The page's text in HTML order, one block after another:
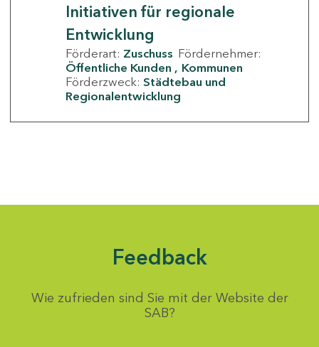
Initiativen für regionale
Entwicklung
Förderart: Zuschuss Fördernehmer:
Öffentliche Kunden
Kommunen
Förderzweck: Städtebau und
Regionalentwicklung
Feedback
Wie zufrieden sind Sie mit der Website der
SAB?